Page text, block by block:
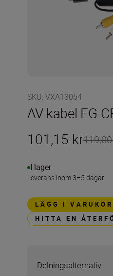
SKU: VXA13054
AV-kabel EG-
101,15 kr
I lager
Leverans inom 3–5 dagar
LÄGG I
HITTA EN
Delningsalternativ